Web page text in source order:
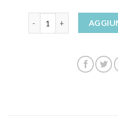
sandali laura biagiotti